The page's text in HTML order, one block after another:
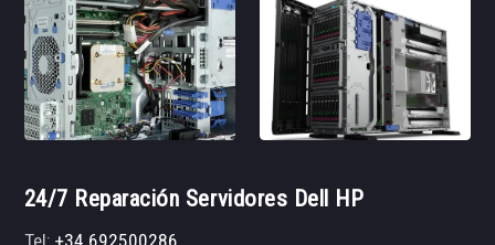
24/7 Reparación Servidores Dell HP
Tel:+34 692500286